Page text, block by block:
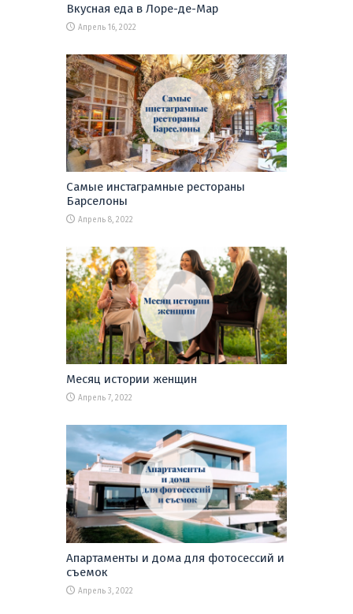
Вкусная еда в Лоре-де-Мар
Апрель 16, 2022
Самые инстаграмные рестораны
Барселоны
Апрель 8, 2022
Месяц истории женщин
Апрель 7, 2022
Апартаменты и дома для фотосессий и
съемок
Апрель 3, 2022